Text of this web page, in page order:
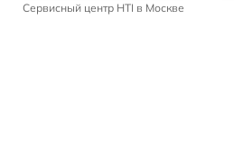
Сервисный центр HTI в Москве